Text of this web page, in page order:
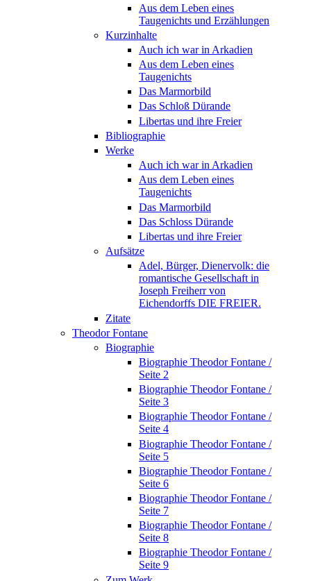
Aus dem Leben eines
Taugenichts und Erzählungen
Kurzinhalte
Auch ich war in Arkadien
Aus dem Leben eines
Taugenichts
Das Marmorbild
Das Schloß Dürande
Libertas und ihre Freier
Bibliographie
Werke
Auch ich war in Arkadien
Aus dem Leben eines
Taugenichts
Das Marmorbild
Das Schloss Dürande
Libertas und ihre Freier
Aufsätze
Adel, Bürger, Dienervolk: die
romantische Gesellschaft in
Joseph Freiherr von
Eichendorffs DIE FREIER.
Zitate
Theodor Fontane
Biographie
Biographie Theodor Fontane /
Seite 2
Biographie Theodor Fontane /
Seite 3
Biographie Theodor Fontane /
Seite 4
Biographie Theodor Fontane /
Seite 5
Biographie Theodor Fontane /
Seite 6
Biographie Theodor Fontane /
Seite 7
Biographie Theodor Fontane /
Seite 8
Biographie Theodor Fontane /
Seite 9